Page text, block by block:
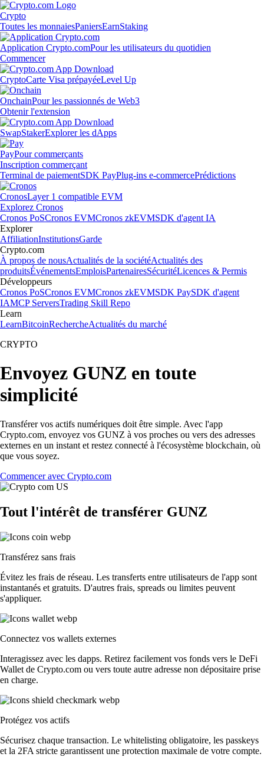
Crypto
Toutes les monnaiesPaniersEarnStaking
Application Crypto.comPour les utilisateurs du quotidien
Commencer
CryptoCarte Visa prépayéeLevel Up
OnchainPour les passionnés de Web3
Obtenir l'extension
SwapStakerExplorer les dApps
PayPour commerçants
Inscription commerçant
Terminal de paiementSDK PayPlug-ins e-commercePrédictions
CronosLayer 1 compatible EVM
Explorez Cronos
Cronos PoSCronos EVMCronos zkEVMSDK d'agent IA
Explorer
AffiliationInstitutionsGarde
Crypto.com
À propos de nousActualités de la sociétéActualités des
produitsÉvénementsEmploisPartenairesSécuritéLicences & Permis
Développeurs
Cronos PoSCronos EVMCronos zkEVMSDK PaySDK d'agent
IAMCP ServersTrading Skill Repo
Learn
LearnBitcoinRechercheActualités du marché
CRYPTO
Envoyez GUNZ en toute
simplicité
Transférer vos actifs numériques doit être simple. Avec l'app
Crypto.com, envoyez vos GUNZ à vos proches ou vers des adresses
externes en un instant et restez connecté à l'écosystème blockchain, où
que vous soyez.
Commencer avec Crypto.com
Tout l'intérêt de transférer GUNZ
Transférez sans frais
Évitez les frais de réseau. Les transferts entre utilisateurs de l'app sont
instantanés et gratuits. D'autres frais, spreads ou limites peuvent
s'appliquer.
Connectez vos wallets externes
Interagissez avec les dapps. Retirez facilement vos fonds vers le DeFi
Wallet de Crypto.com ou vers toute autre adresse non dépositaire prise
en charge.
Protégez vos actifs
Sécurisez chaque transaction. Le whitelisting obligatoire, les passkeys
et la 2FA stricte garantissent une protection maximale de votre compte.